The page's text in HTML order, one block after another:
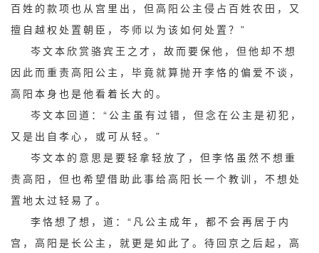
百姓的款项也从宫里出，但高阳公主侵占百姓农田，又
擅自越权处置朝臣，岑师以为该如何处置？”
岑文本欣赏骆宾王之才，故而要保他，但他却不想
因此而重责高阳公主，毕竟就算抛开李恪的偏爱不谈，
高阳本身也是他看着长大的。
岑文本回道：“公主虽有过错，但念在公主是初犯，
又是出自孝心，或可从轻。”
岑文本的意思是要轻拿轻放了，但李恪虽然不想重
责高阳，但也希望借助此事给高阳长一个教训，不想处
置地太过轻易了。
李恪想了想，道：“凡公主成年，都不会再居于内
宫，高阳是长公主，就更是如此了。待回京之后起，高